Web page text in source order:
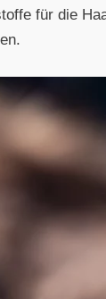
für die